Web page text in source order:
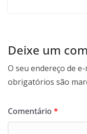
Deixe um
O seu endereço de
obrigatórios são
Comentário *